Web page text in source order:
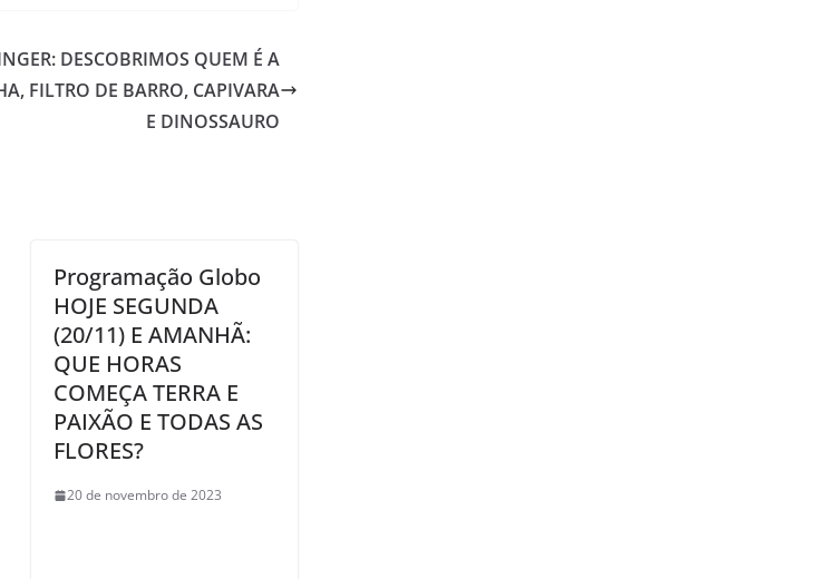
DESCOBRIMOS QUEM É A
FILTRO DE BARRO, CAPIVARA
E DINOSSAURO
Programação Globo
HOJE SEGUNDA
(20/11) E AMANHÃ:
QUE HORAS
COMEÇA TERRA E
PAIXÃO E TODAS AS
FLORES?
20 de novembro de 2023